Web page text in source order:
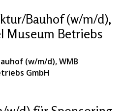
Bauhof (w/m/d),
Museum Betriebs
(w/m/d), WMB
GmbH